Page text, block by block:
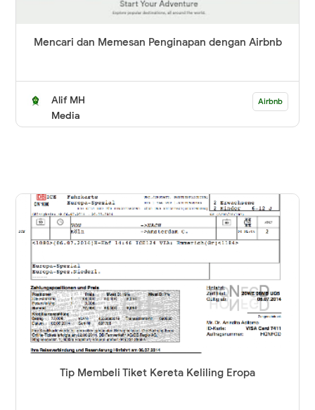
Mencari dan Memesan Penginapan dengan Airbnb
Alif MH
Media
Airbnb
Tip Membeli Tiket Kereta Keliling Eropa